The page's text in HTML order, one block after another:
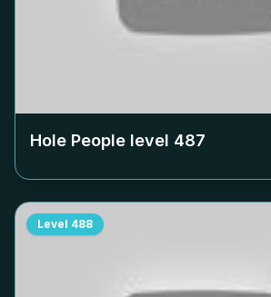
Hole People level 487
Level 488